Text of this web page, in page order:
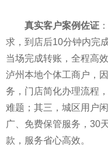
真实客户案例佐证
求，到店后10分钟内完
当场完成转账，全程高
泸州本地个体工商户，
务，门店简化办理流程
难题；其三，城区用户
广、免费保管服务，30
款，服务省心高效。